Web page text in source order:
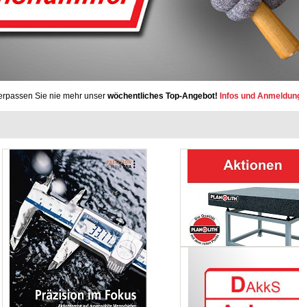
Sie nie mehr unser wöchentliches Top-Angebot! Infos und